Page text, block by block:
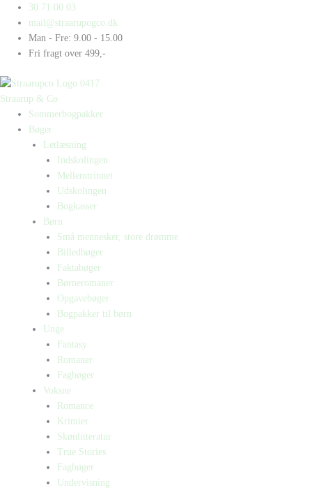
indholdet
30 71 00 03
mail@straarupogco.dk
Man - Fre: 9.00 - 15.00
Fri fragt over 499,-
Straarup & Co
Sommerbogpakker
Bøger
Letlæsning
Indskolingen
Mellemtrinnet
Udskolingen
Bogkasser
Børn
Små mennesker, store drømme
Billedbøger
Faktabøger
Børneromaner
Opgavebøger
Bogpakker til børn
Unge
Fantasy
Romaner
Fagbøger
Voksne
Romance
Krimier
Skønlitteratur
True Stories
Fagbøger
Undervisning
Products
search
Products
search
Hvalp